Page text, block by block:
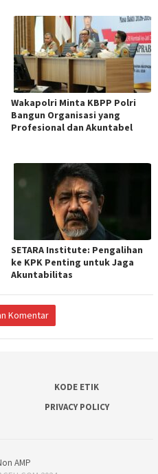
Wakapolri Minta KBPP Polri
Bangun Organisasi yang
Profesional dan Akuntabel
SETARA Institute: Pengalihan
ke KPK Penting untuk Jaga
Akuntabilitas
Komentar
KODE ETIK
PRIVACY POLICY
AMP